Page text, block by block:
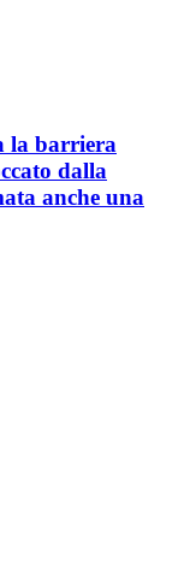
la barriera
dalla
anche una